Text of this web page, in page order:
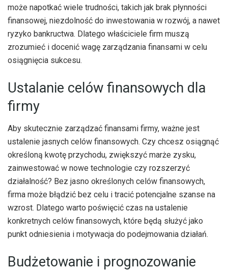
może napotkać wiele trudności, takich jak brak płynności
finansowej, niezdolność do inwestowania w rozwój, a nawet
ryzyko bankructwa. Dlatego właściciele firm muszą
zrozumieć i docenić wagę zarządzania finansami w celu
osiągnięcia sukcesu.
Ustalanie celów finansowych dla
firmy
Aby skutecznie zarządzać finansami firmy, ważne jest
ustalenie jasnych celów finansowych. Czy chcesz osiągnąć
określoną kwotę przychodu, zwiększyć marże zysku,
zainwestować w nowe technologie czy rozszerzyć
działalność? Bez jasno określonych celów finansowych,
firma może błądzić bez celu i tracić potencjalne szanse na
wzrost. Dlatego warto poświęcić czas na ustalenie
konkretnych celów finansowych, które będą służyć jako
punkt odniesienia i motywacja do podejmowania działań.
Budżetowanie i prognozowanie